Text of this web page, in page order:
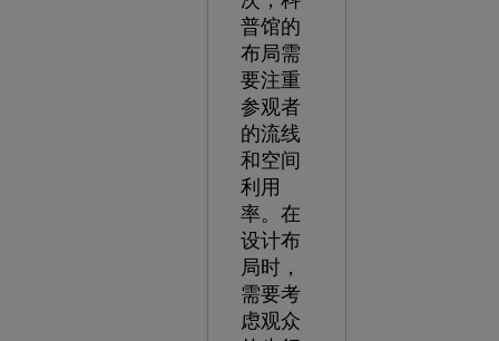
普馆的
布局需
要注重
参观者
的流线
和空间
利用
率。在
设计布
局时，
需要考
虑观众